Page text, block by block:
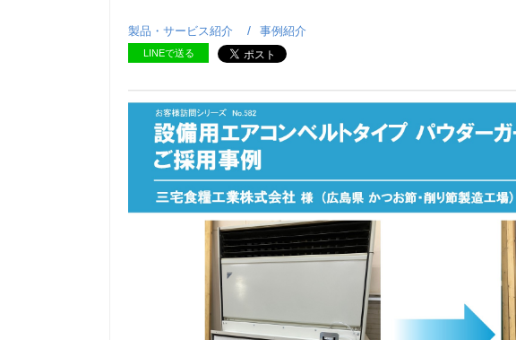
製品・サービス紹介 事例紹介
LINEで送る